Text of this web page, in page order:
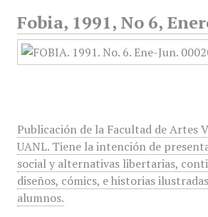
Fobia, 1991, No 6,
Publicación de la Facultad de Artes
UANL. Tiene la intención de
social y alternativas libertarias,
diseños, cómics, e historias
alumnos.